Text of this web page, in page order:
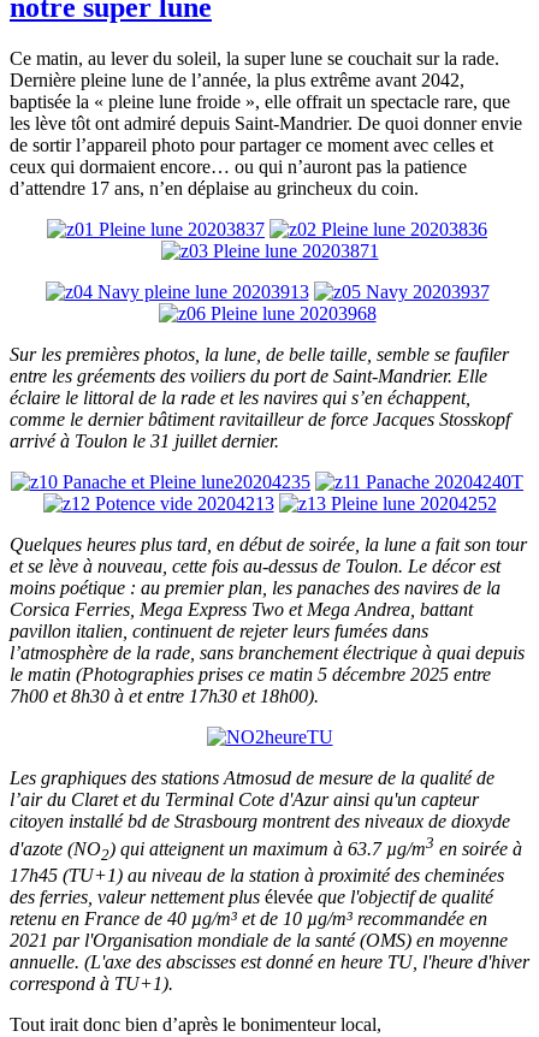
notre super lune
Ce matin, au lever du soleil, la super lune se couchait sur la rade.
Dernière pleine lune de l’année, la plus extrême avant 2042,
baptisée la « pleine lune froide », elle offrait un spectacle rare, que
les lève tôt ont admiré depuis Saint-Mandrier. De quoi donner envie
de sortir l’appareil photo pour partager ce moment avec celles et
ceux qui dormaient encore… ou qui n’auront pas la patience
d’attendre 17 ans, n’en déplaise au grincheux du coin.
Sur les premières photos, la lune, de belle taille, semble se faufiler
entre les gréements des voiliers du port de Saint-Mandrier. Elle
éclaire le littoral de la rade et les navires qui s’en échappent,
comme le dernier bâtiment ravitailleur de force Jacques Stosskopf
arrivé à Toulon le 31 juillet dernier.
Quelques heures plus tard, en début de soirée, la lune a fait son tour
et se lève à nouveau, cette fois au-dessus de Toulon. Le décor est
moins poétique : au premier plan, les panaches des navires de la
Corsica Ferries, Mega Express Two et Mega Andrea, battant
pavillon italien, continuent de rejeter leurs fumées dans
l’atmosphère de la rade, sans branchement électrique à quai depuis
le matin (Photographies prises ce matin 5 décembre 2025 entre
7h00 et 8h30 à et entre 17h30 et 18h00).
Les graphiques des stations Atmosud de mesure de la qualité de
l’air du Claret et du Terminal Cote d'Azur ainsi qu'un capteur
citoyen installé bd de Strasbourg montrent des niveaux de dioxyde
d'azote (NO2) qui atteignent un maximum à 63.7 µg/m3 en soirée à
17h45 (TU+1) au niveau de la station à proximité des cheminées
des ferries, valeurnettement plus élevée que l'objectif de qualité
retenu en France de 40 µg/m³ et de 10 µg/m³ recommandée en
2021 par l'Organisation mondiale de la santé (OMS) en moyenne
annuelle. (L'axe des abscisses est donné en heure TU, l'heure d'hiver
correspond à TU+1).
Tout irait donc bien d’après le bonimenteur local,